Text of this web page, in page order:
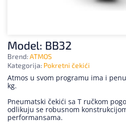
Model: BB32
Brend:ATMOS
Kategorija: Pokretni čekići
Atmos u svom programu ima i
kg.
Pneumatski čekići sa T ručkom
odlikuju se robusnom
performansama.